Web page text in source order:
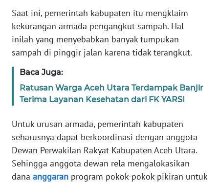
Saat ini, pemerintah kabupaten itu mengklaim
kekurangan armada pengangkut sampah. Hal
inilah yang menyebabkan banyak tumpukan
sampah di pinggir jalan karena tidak terangkut.
Baca Juga:
Ratusan Warga Aceh Utara Terdampak Banjir
Terima Layanan Kesehatan dari FK YARSI
Untuk urusan armada, pemerintah kabupaten
seharusnya dapat berkoordinasi dengan anggota
Dewan Perwakilan Rakyat Kabupaten Aceh Utara.
Sehingga anggota dewan rela mengalokasikan
dana anggaran program pokok-pokok pikiran untuk
News
Regional
SUMUT
WN
JAKARTA
WN
JABAR
WN
BANTEN